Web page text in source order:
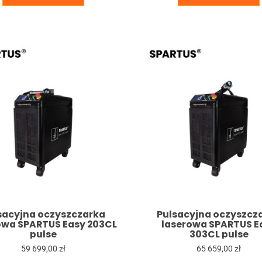
oczyszczarka
SPARTUS Easy 203CL
pulse
59 699,00 zł
Pulsacyjna
laserowa SPARTUS
303CL pulse
65 659,00 zł